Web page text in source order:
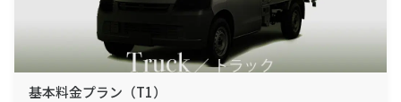
基本料金プラン（T1）